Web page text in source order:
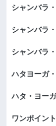
シャンバラ
シャンバラ
シャンバラ
ハタヨーガ
ハタ・ヨー
ワンポイン